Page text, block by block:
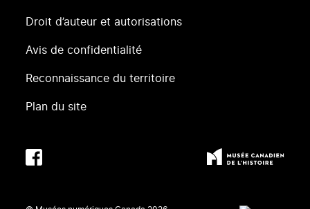
Droit d’auteur et autorisations
Avis de confidentialité
Reconnaissance du territoire
Plan du site